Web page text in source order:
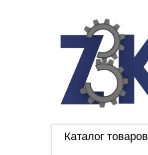
Каталог товаров